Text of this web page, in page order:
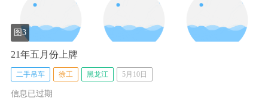
图3
21年五月份上牌
二手吊车 徐工 黑龙江 5月10日
信息已过期